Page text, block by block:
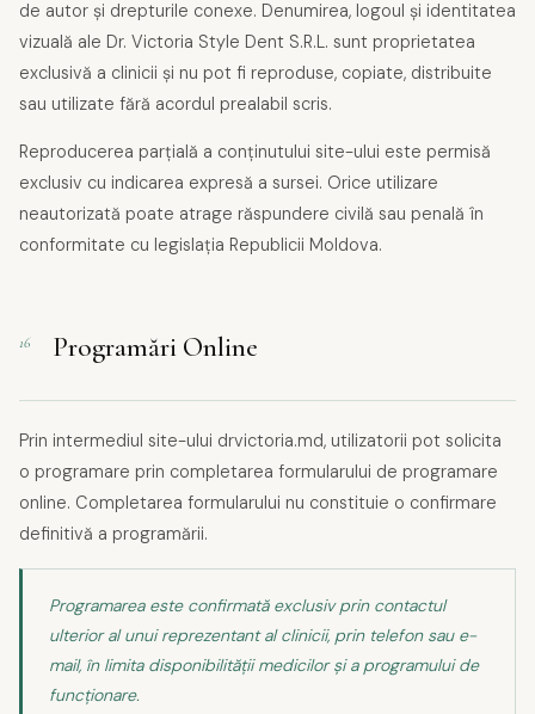
de autor și drepturile conexe. Denumirea, logoul și identitatea
vizuală ale Dr. Victoria Style Dent S.R.L. sunt proprietatea
exclusivă a clinicii și nu pot fi reproduse, copiate, distribuite
sau utilizate fără acordul prealabil scris.
Reproducerea parțială a conținutului site-ului este permisă
exclusiv cu indicarea expresă a sursei. Orice utilizare
neautorizată poate atrage răspundere civilă sau penală în
conformitate cu legislația Republicii Moldova.
16 Programări Online
Prin intermediul site-ului drvictoria.md, utilizatorii pot solicita
o programare prin completarea formularului de programare
online. Completarea formularului nu constituie o confirmare
definitivă a programării.
Programarea este confirmată exclusiv prin contactul
ulterior al unui reprezentant al clinicii, prin telefon sau e-
mail, în limita disponibilității medicilor și a programului de
funcționare.